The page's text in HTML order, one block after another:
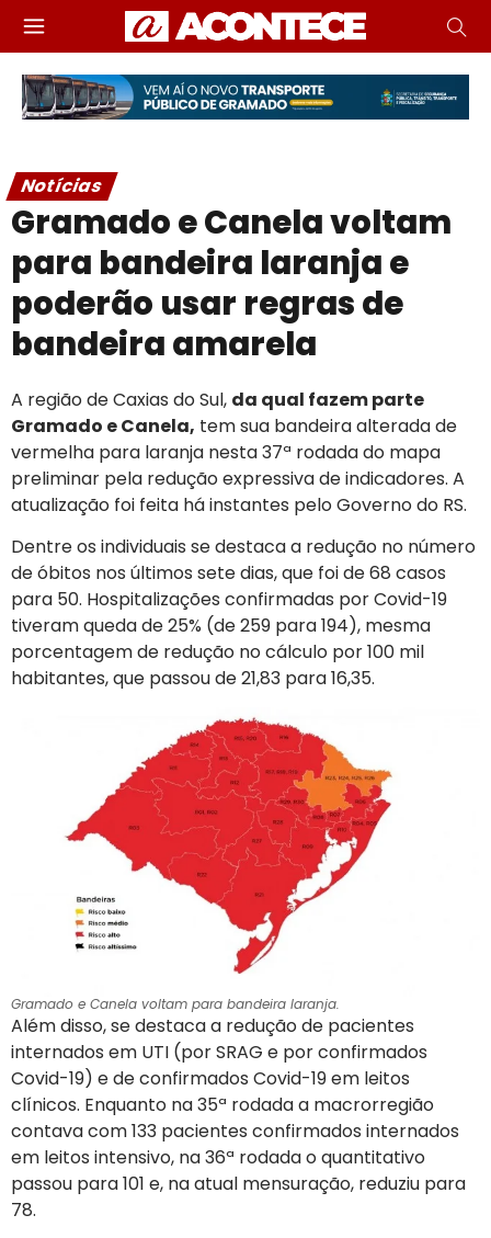
Notícias
Gramado e Canela voltam
para bandeira laranja e
poderão usar regras de
bandeira amarela
A região de Caxias do Sul, da qual fazem parte
Gramado e Canela, tem sua bandeira alterada de
vermelha para laranja nesta 37ª rodada do mapa
preliminar pela redução expressiva de indicadores. A
atualização foi feita há instantes pelo Governo do RS.
Dentre os individuais se destaca a redução no número
de óbitos nos últimos sete dias, que foi de 68 casos
para 50. Hospitalizações confirmadas por Covid-19
tiveram queda de 25% (de 259 para 194), mesma
porcentagem de redução no cálculo por 100 mil
habitantes, que passou de 21,83 para 16,35.
Gramado e Canela voltam para bandeira laranja.
Além disso, se destaca a redução de pacientes
internados em UTI (por SRAG e por confirmados
Covid-19) e de confirmados Covid-19 em leitos
clínicos. Enquanto na 35ª rodada a macrorregião
contava com 133 pacientes confirmados internados
em leitos intensivo, na 36ª rodada o quantitativo
passou para 101 e, na atual mensuração, reduziu para
78.